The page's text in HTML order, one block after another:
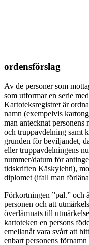
ordensförslag
Av de personer som
som utformar en serie
Kartoteksregistret är
namn (exempelvis
man antecknat
och truppavdelning samt
grunden för beviljandet,
eller truppavdelningens
nummer/datum för
tidskriften Käskylehti),
diplomet (ifall man
Förkortningen ”pal.” och
personen och att
överlämnats till
kartoteken en persons
emellanåt vara svårt att
enbart personens